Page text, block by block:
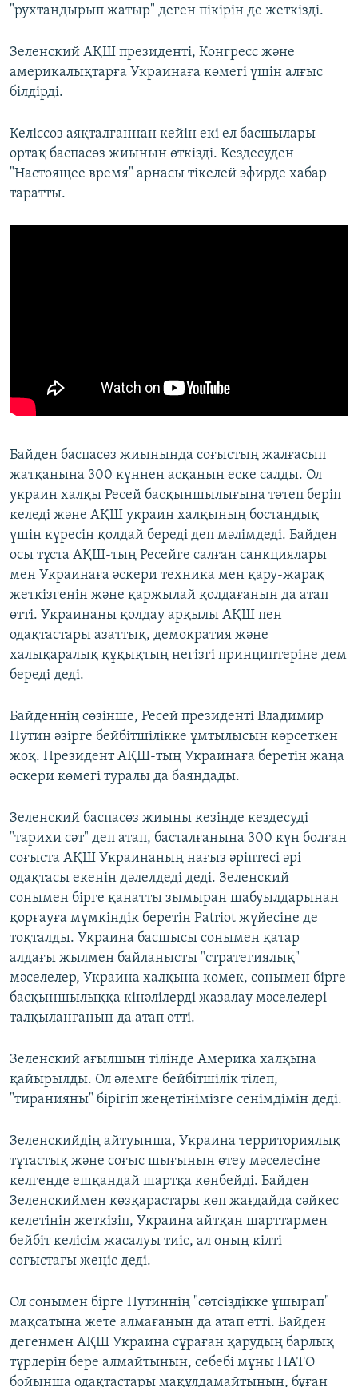
"рухтандырып жатыр" деген пікірін де жеткізді.
Зеленский АҚШ президенті, Конгресс және
америкалықтарға Украинаға көмегі үшін алғыс
білдірді.
Келіссөз аяқталғаннан кейін екі ел басшылары
ортақ баспасөз жиынын өткізді. Кездесуден
"Настоящее время" арнасы тікелей эфирде хабар
таратты.
Байден баспасөз жиынында соғыстың жалғасып
жатқанына 300 күннен асқанын еске салды. Ол
украин халқы Ресей басқыншылығына төтеп беріп
келеді және АҚШ украин халқының бостандық
үшін күресін қолдай береді деп мәлімдеді. Байден
осы тұста АҚШ-тың Ресейге салған санкциялары
мен Украинаға әскери техника мен қару-жарақ
жеткізгенін және қаржылай қолдағанын да атап
өтті. Украинаны қолдау арқылы АҚШ пен
одақтастары азаттық, демократия және
халықаралық құқықтың негізгі принциптеріне дем
береді деді.
Байденнің сөзінше, Ресей президенті Владимир
Путин әзірге бейбітшілікке ұмтылысын көрсеткен
жоқ. Президент АҚШ-тың Украинаға беретін жаңа
әскери көмегі туралы да баяндады.
Зеленский баспасөз жиыны кезінде кездесуді
"тарихи сәт" деп атап, басталғанына 300 күн болған
соғыста АҚШ Украинаның нағыз әріптесі әрі
одақтасы екенін дәлелдеді деді. Зеленский
сонымен бірге қанатты зымыран шабуылдарынан
қорғауға мүмкіндік беретін Patriot жүйесіне де
тоқталды. Украина басшысы сонымен қатар
алдағы жылмен байланысты "стратегиялық"
мәселелер, Украина халқына көмек, сонымен бірге
басқыншылыққа кінәлілерді жазалау мәселелері
талқыланғанын да атап өтті.
Зеленский ағылшын тілінде Америка халқына
қайырылды. Ол әлемге бейбітшілік тілеп,
"тиранияны" бірігіп жеңетінімізге сенімдімін деді.
Зеленскийдің айтуынша, Украина территориялық
тұтастық және соғыс шығынын өтеу мәселесіне
келгенде ешқандай шартқа көнбейді. Байден
Зеленскиймен көзқарастары көп жағдайда сәйкес
келетінін жеткізіп, Украина айтқан шарттармен
бейбіт келісім жасалуы тиіс, ал оның кілті
соғыстағы жеңіс деді.
Ол сонымен бірге Путиннің "сәтсіздікке ұшырап"
мақсатына жете алмағанын да атап өтті. Байден
дегенмен АҚШ Украина сұраған қарудың барлық
түрлерін бере алмайтынын, себебі мұны НАТО
бойынша одақтастары мақұлдамайтынын, бұған